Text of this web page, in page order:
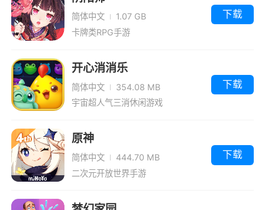
简体中文
1.07 GB
卡牌类RPG手游
下载
开心消消乐
简体中文
354.08 MB
宇宙超人气三消休闲游戏
下载
原神
简体中文
444.70 MB
二次元开放世界手游
下载